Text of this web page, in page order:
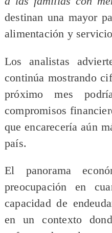
destinan una mayor
alimentación y
Los analistas
continúa mostrando
próximo mes
compromisos
que encarecería aún
país.
El panorama
preocupación en
capacidad de
en un contexto